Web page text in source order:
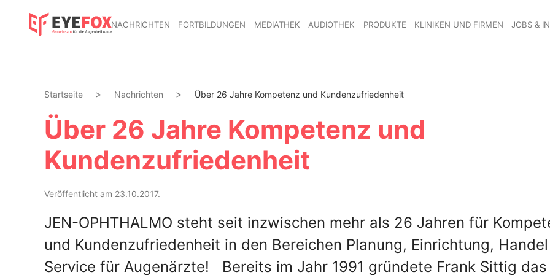
NACHRICHTEN FORTBILDUNGEN MEDIATHEK AUDIOTHEK PRODUKTE KLINIKEN UND FIRMEN JOBS &
Startseite Nachrichten Über 26 Jahre Kompetenz und Kundenzufriedenheit
Über 26 Jahre Kompetenz und
Kundenzufriedenheit
Veröffentlicht am 23.10.2017.
JEN-OPHTHALMO steht seit inzwischen mehr als 26 Jahren für
und Kundenzufriedenheit in den Bereichen Planung, Einrichtung,
Service für Augenärzte! Bereits im Jahr 1991 gründete Frank Sittig das